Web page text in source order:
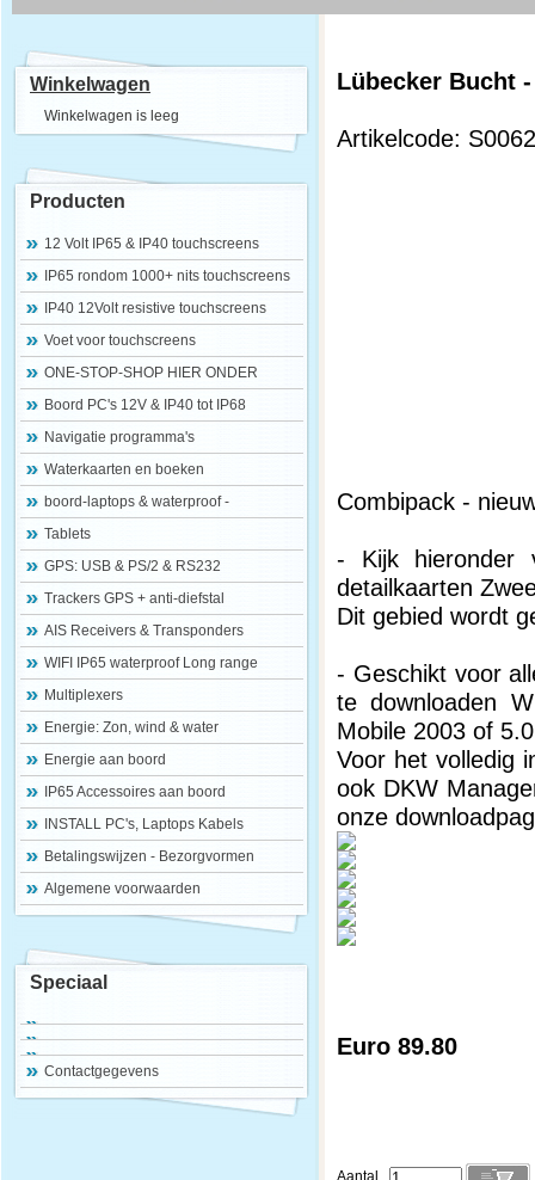
Winkelwagen
Winkelwagen is leeg
Producten
12 Volt IP65 & IP40 touchscreens
IP65 rondom 1000+ nits touchscreens
IP40 12Volt resistive touchscreens
Voet voor touchscreens
ONE-STOP-SHOP HIER ONDER
Boord PC's 12V & IP40 tot IP68
Navigatie programma's
Waterkaarten en boeken
boord-laptops & waterproof -
Tablets
GPS: USB & PS/2 & RS232
Trackers GPS + anti-diefstal
AIS Receivers & Transponders
WIFI IP65 waterproof Long range
Multiplexers
Energie: Zon, wind & water
Energie aan boord
IP65 Accessoires aan boord
INSTALL PC's, Laptops Kabels
Betalingswijzen - Bezorgvormen
Algemene voorwaarden
Speciaal
Contactgegevens
Lübecker Bucht
Artikelcode:
Combipack -
- Kijk hieronder
detailkaarten
Dit gebied wordt
- Geschikt voor
te downloaden
Mobile 2003 of
Voor het volledig
ook DKW
onze
Euro 89.80
Aantal